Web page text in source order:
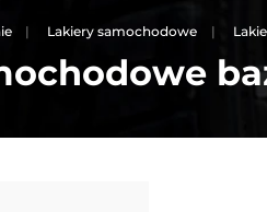
Lakiery samochodowe